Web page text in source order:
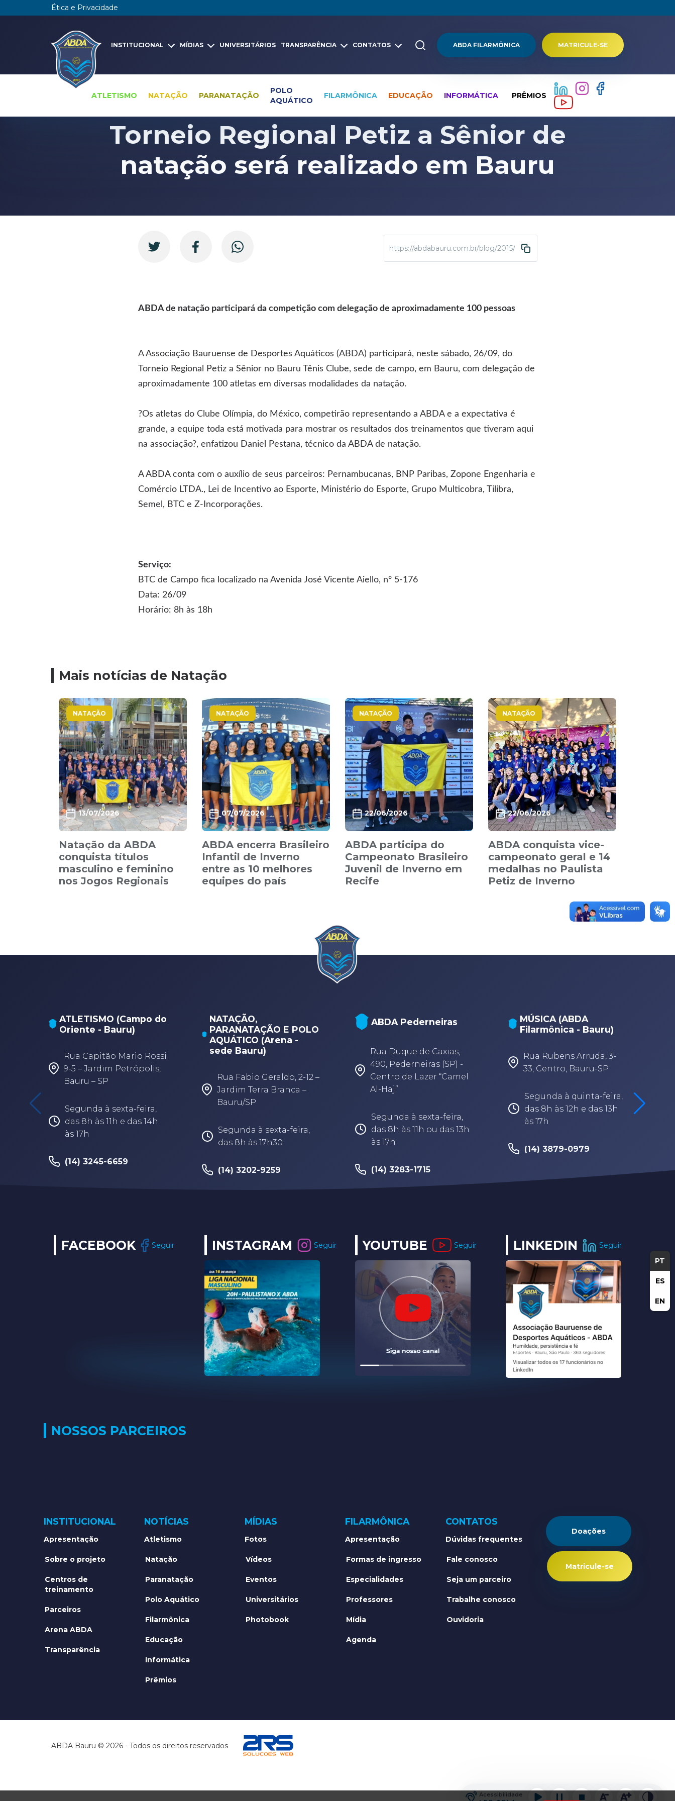
Ética e Privacidade
INSTITUCIONAL MÍDIAS UNIVERSITÁRIOS TRANSPARÊNCIA CONTATOS ABDA FILARMÔNICA MATRICULE-SE
ATLETISMO NATAÇÃO PARANATAÇÃO
POLO
AQUÁTICO
FILARMÔNICA EDUCAÇÃO INFORMÁTICA PRÊMIOS
PT
ES
EN
Pesquisa global Notícias Natação
Torneio Regional Petiz a Sênior de
natação será realizado em Bauru
https://abdabauru.com.br/blog/2015/09/25/orneio-regional-petiz-a-senior-de-
ABDA de natação participará da competição com delegação de aproximadamente 100 pessoas
A Associação Bauruense de Desportes Aquáticos (ABDA) participará, neste sábado, 26/09, do
Torneio Regional Petiz a Sênior no Bauru Tênis Clube, sede de campo, em Bauru, com delegação de
aproximadamente 100 atletas em diversas modalidades da natação.
?Os atletas do Clube Olímpia, do México, competirão representando a ABDA e a expectativa é
grande, a equipe toda está motivada para mostrar os resultados dos treinamentos que tiveram aqui
na associação?, enfatizou Daniel Pestana, técnico da ABDA de natação.
A ABDA conta com o auxílio de seus parceiros: Pernambucanas, BNP Paribas, Zopone Engenharia e
Comércio LTDA., Lei de Incentivo ao Esporte, Ministério do Esporte, Grupo Multicobra, Tilibra,
Semel, BTC e Z-Incorporações.
Serviço:
BTC de Campo fica localizado na Avenida José Vicente Aiello, nº 5-176
Data: 26/09
Horário: 8h às 18h
Mais notícias de Natação
NATAÇÃO
13/07/2026
Natação da ABDA
conquista títulos
masculino e feminino
nos Jogos Regionais
NATAÇÃO
07/07/2026
ABDA encerra Brasileiro
Infantil de Inverno
entre as 10 melhores
equipes do país
NATAÇÃO
22/06/2026
ABDA participa do
Campeonato Brasileiro
Juvenil de Inverno em
Recife
NATAÇÃO
22/06/2026
ABDA conquista vice-
campeonato geral e 14
medalhas no Paulista
Petiz de Inverno
ATLETISMO (Campo do
Oriente - Bauru)
Rua Capitão Mario Rossi
9-5 – Jardim Petrópolis,
Bauru – SP
Segunda à sexta-feira,
das 8h às 11h e das 14h
às 17h
(14) 3245-6659
NATAÇÃO,
PARANATAÇÃO E POLO
AQUÁTICO (Arena -
sede Bauru)
Rua Fabio Geraldo, 2-12 –
Jardim Terra Branca –
Bauru/SP
Segunda à sexta-feira,
das 8h às 17h30
(14) 3202-9259
ABDA Pederneiras
Rua Duque de Caxias,
490, Pederneiras (SP) -
Centro de Lazer “Camel
Al-Haj”
Segunda à sexta-feira,
das 8h às 11h ou das 13h
às 17h
(14) 3283-1715
MÚSICA (ABDA
Filarmônica - Bauru)
Rua Rubens Arruda, 3-
33, Centro, Bauru-SP
Segunda à quinta-feira,
das 8h às 12h e das 13h
às 17h
(14) 3879-0979
FACEBOOK Seguir INSTAGRAM Seguir YOUTUBE Seguir LINKEDIN Seguir
NOSSOS PARCEIROS
INSTITUCIONAL
Apresentação
Sobre o projeto
Centros de
treinamento
Parceiros
Arena ABDA
Transparência
NOTÍCIAS
Atletismo
Natação
Paranatação
Polo Aquático
Filarmônica
Educação
Informática
Prêmios
MÍDIAS
Fotos
Vídeos
Eventos
Universitários
Photobook
FILARMÔNICA
Apresentação
Formas de ingresso
Especialidades
Professores
Mídia
Agenda
CONTATOS
Dúvidas frequentes
Fale conosco
Seja um parceiro
Trabalhe conosco
Ouvidoria
Doações
Matricule-se
Acessibilidade
ABDA Bauru © 2026 - Todos os direitos reservados